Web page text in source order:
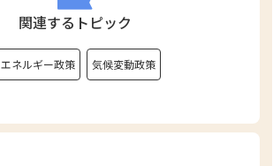
関連するトピック
エネルギー政策 気候変動政策